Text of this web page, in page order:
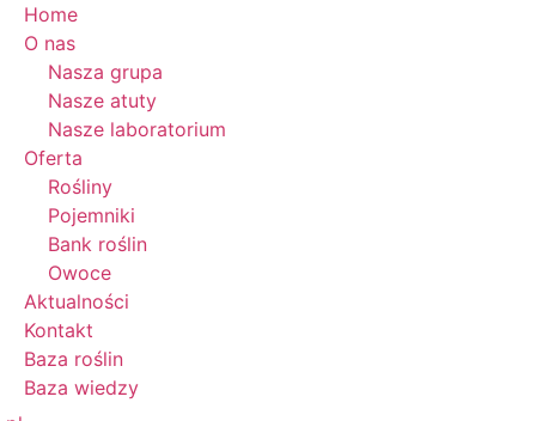
Home
O nas
Nasza grupa
Nasze atuty
Nasze laboratorium
Oferta
Rośliny
Pojemniki
Bank roślin
Owoce
Aktualności
Kontakt
Baza roślin
Baza wiedzy